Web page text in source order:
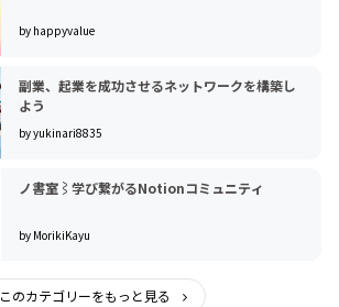
by happyvalue
副業、起業を成功させるネットワークを構築し
よう
by yukinari8835
ノ書室⌇学び繋がるNotionコミュニティ
by MorikiKayu
このカテゴリーをもっと見る